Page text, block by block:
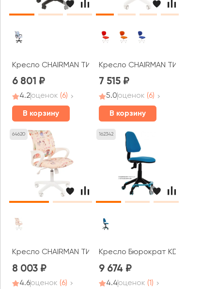
Кресло CHAIRMAN ТИН 103 черный пластик
6 801
4.2оценок (6)
В корзину
Кресло CHAIRMAN ТИН 108
7 515
5.0оценок (6)
В корзину
64620
Кресло CHAIRMAN ТИН 103 белый пластик
8 003
4.6оценок (6)
162342
Кресло Бюрократ KD-4-F
9 674
4.4оценок (1)